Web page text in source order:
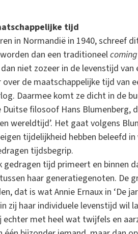
tijd
in Normandië in 1940, schreef
dan een traditioneel
niet zozeer in de levenstijd
de maatschappelijke tijd van
Daarmee komt ze dicht in de
Duitse filosoof Hans Blumenberg,
wereldtijd’. Het gaat volgens
tijdelijkheid hebben beleefd
tijdsbegrip.
gedragen tijd primeert en binnen
haar generatiegenoten. De
dat is wat Annie Ernaux in ‘De
zij haar individuele levenstijd wil
met heel wat twijfels en